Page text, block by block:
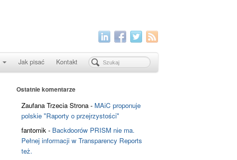
Jak pisać Kontakt
Ostatnie komentarze
Zaufana Trzecia Strona- MAiC proponuje
polskie "Raporty o przejrzystości"
fantomik- Backdoorów PRISM nie ma.
Pełnej informacji w Transparency Reports
też.